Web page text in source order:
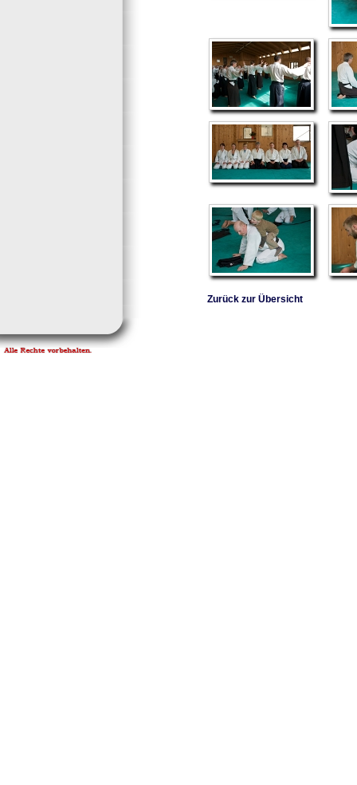
Zurück zur Übersicht